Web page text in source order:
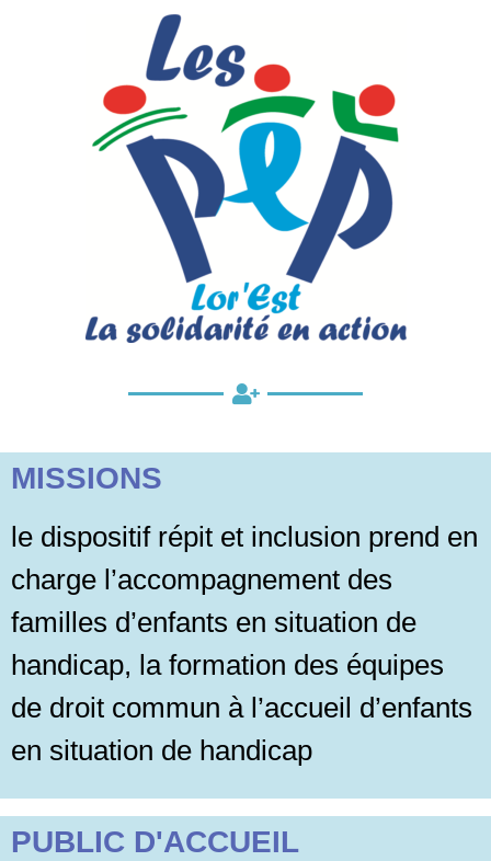
MISSIONS
le dispositif répit et inclusion prend en
charge l’accompagnement des
familles d’enfants en situation de
handicap, la formation des équipes
de droit commun à l’accueil d’enfants
en situation de handicap
PUBLIC D'ACCUEIL